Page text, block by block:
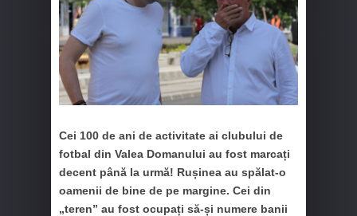
Cei 100 de ani de activitate ai clubului de
fotbal din Valea Domanului au fost marcați
decent până la urmă! Rușinea au spălat-o
oamenii de bine de pe margine. Cei din
„teren” au fost ocupați să-și numere banii